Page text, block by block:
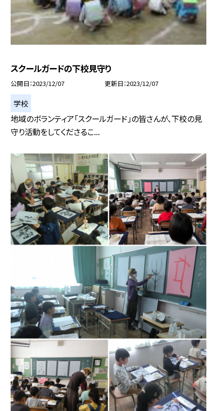
スクールガードの下校見守り
公開日 2023/12/07 更新日 2023/12/07
学校
地域のボランティア「スクールガード」の皆さんが、下校の見
守り活動をしてくださるこ...